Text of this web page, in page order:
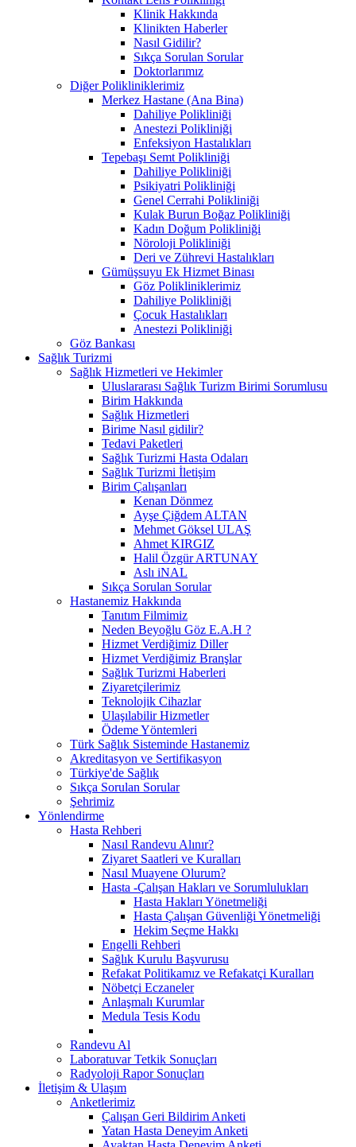
Klinik Hakkında
Klinikten Haberler
Nasıl Gidilir?
Sıkça Sorulan Sorular
Doktorlarımız
Diğer Polikliniklerimiz
Merkez Hastane (Ana Bina)
Dahiliye Polikliniği
Anestezi Polikliniği
Enfeksiyon Hastalıkları
Tepebaşı Semt Polikliniği
Dahiliye Polikliniği
Psikiyatri Polikliniği
Genel Cerrahi Polikliniği
Kulak Burun Boğaz Polikliniği
Kadın Doğum Polikliniği
Nöroloji Polikliniği
Deri ve Zührevi Hastalıkları
Gümüşsuyu Ek Hizmet Binası
Göz Polikliniklerimiz
Dahiliye Polikliniği
Çocuk Hastalıkları
Anestezi Polikliniği
Göz Bankası
Sağlık Turizmi
Sağlık Hizmetleri ve Hekimler
Uluslararası Sağlık Turizm Birimi Sorumlusu
Birim Hakkında
Sağlık Hizmetleri
Birime Nasıl gidilir?
Tedavi Paketleri
Sağlık Turizmi Hasta Odaları
Sağlık Turizmi İletişim
Birim Çalışanları
Kenan Dönmez
Ayşe Çiğdem ALTAN
Mehmet Göksel ULAŞ
Ahmet KIRGIZ
Halil Özgür ARTUNAY
Aslı iNAL
Sıkça Sorulan Sorular
Hastanemiz Hakkında
Tanıtım Filmimiz
Neden Beyoğlu Göz E.A.H ?
Hizmet Verdiğimiz Diller
Hizmet Verdiğimiz Branşlar
Sağlık Turizmi Haberleri
Ziyaretçilerimiz
Teknolojik Cihazlar
Ulaşılabilir Hizmetler
Ödeme Yöntemleri
Türk Sağlık Sisteminde Hastanemiz
Akreditasyon ve Sertifikasyon
Türkiye'de Sağlık
Sıkça Sorulan Sorular
Şehrimiz
Yönlendirme
Hasta Rehberi
Nasıl Randevu Alınır?
Ziyaret Saatleri ve Kuralları
Nasıl Muayene Olurum?
Hasta -Çalışan Hakları ve Sorumlulukları
Hasta Hakları Yönetmeliği
Hasta Çalışan Güvenliği Yönetmeliği
Hekim Seçme Hakkı
Engelli Rehberi
Sağlık Kurulu Başvurusu
Refakat Politikamız ve Refakatçi Kuralları
Nöbetçi Eczaneler
Anlaşmalı Kurumlar
Medula Tesis Kodu
Randevu Al
Laboratuvar Tetkik Sonuçları
Radyoloji Rapor Sonuçları
İletişim & Ulaşım
Anketlerimiz
Çalışan Geri Bildirim Anketi
Yatan Hasta Deneyim Anketi